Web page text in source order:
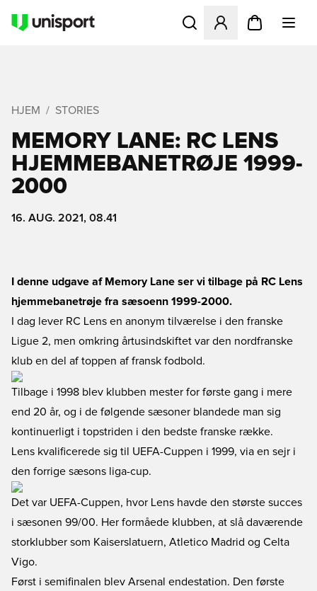
Åbner en Modal til at
HJEM STORIES
MEMORY LANE: RC LENS
HJEMMEBANETRØJE 1999-
2000
16. AUG. 2021, 08.41
I denne udgave af Memory Lane ser vi tilbage på RC Lens
hjemmebanetrøje fra sæsoenn 1999-2000.
I dag lever RC Lens en anonym tilværelse i den franske
Ligue 2, men omkring årtusindskiftet var den nordfranske
klub en del af toppen af fransk fodbold.
Tilbage i 1998 blev klubben mester for første gang i mere
end 20 år, og i de følgende sæsoner blandede man sig
kontinuerligt i topstriden i den bedste franske række.
Lens kvalificerede sig til UEFA-Cuppen i 1999, via en sejr i
den forrige sæsons liga-cup.
Det var UEFA-Cuppen, hvor Lens havde den største succes
i sæsonen 99/00. Her formåede klubben, at slå daværende
storklubber som Kaiserslatuern, Atletico Madrid og Celta
Vigo.
Først i semifinalen blev Arsenal endestation. Den første